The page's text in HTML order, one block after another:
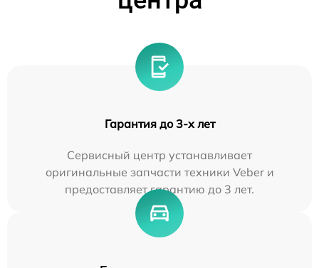
Гарантия до 3-х лет
Сервисный центр устанавливает
оригинальные запчасти техники Veber и
предоставляет гарантию до 3 лет.